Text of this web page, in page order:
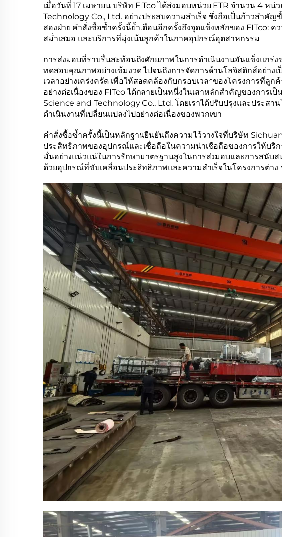
เมื่อวันที่ 17 เมษายน บริษัท FITco ได้ส่งมอบหน่วย ETR จำนวน 4 ห
Technology Co., Ltd. อย่างประสบความสำเร็จ ซึ่งถือเป็นก้าวสำคั
สองฝ่าย คำสั่งซื้อซ้ำครั้งนี้ย้ำเตือนอีกครั้งถึงจุดแข็งหลักของ FITco:
สม่ำเสมอ และบริการที่มุ่งเน้นลูกค้าในภาคอุปกรณ์อุตสาหกรรม
การส่งมอบที่ราบรื่นสะท้อนถึงศักยภาพในการดำเนินงานอันแข็งแกร่ง
ทดสอบคุณภาพอย่างเข้มงวด ไปจนถึงการจัดการด้านโลจิสติกส์อย่าง
เวลาอย่างเคร่งครัด เพื่อให้สอดคล้องกับกรอบเวลาของโครงการที่ลู
อย่างต่อเนื่องของ FITco ได้กลายเป็นหนึ่งในเสาหลักสำคัญของการ
Science and Technology Co., Ltd. โดยเราได้ปรับปรุงและประส
ดำเนินงานที่เปลี่ยนแปลงไปอย่างต่อเนื่องของพวกเขา
คำสั่งซื้อซ้ำครั้งนี้เป็นหลักฐานยืนยันถึงความไว้วางใจที่บริษัท
ประสิทธิภาพของอุปกรณ์และเชื่อถือในความน่าเชื่อถือของการให้บริ
มั่นอย่างแน่วแน่ในการรักษามาตรฐานสูงในการส่งมอบและการสนับส
ด้วยอุปกรณ์ที่ขับเคลื่อนประสิทธิภาพและความสำเร็จในโครงการต่าง